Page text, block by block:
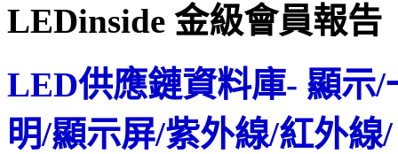
LEDinside 金級會員報告
LED供應鏈資料庫- 顯示
明/顯示屏/紫外線/紅外